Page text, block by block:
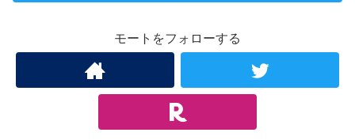
モートをフォローする